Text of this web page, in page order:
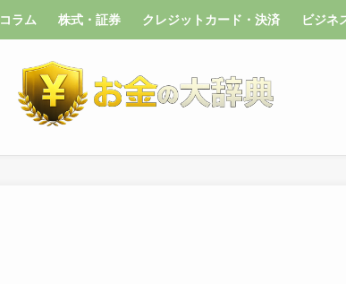
コラム 株式・証券 クレジットカード・決済 ビジネ